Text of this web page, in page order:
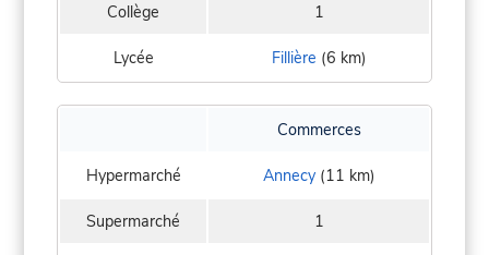
Collège 1
Lycée Fillière (6 km)
Commerces
Hypermarché Annecy(11 km)
Supermarché 1